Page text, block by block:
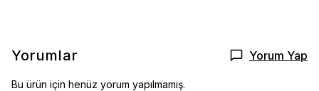
Yorumlar Yorum Yap
Bu ürün için henüz yorum yapılmamış.